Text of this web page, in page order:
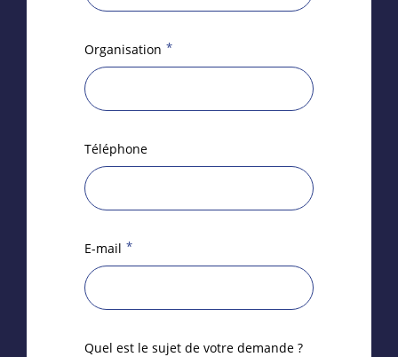
Organisation *
Téléphone
E-mail *
Quel est le sujet de votre demande ?